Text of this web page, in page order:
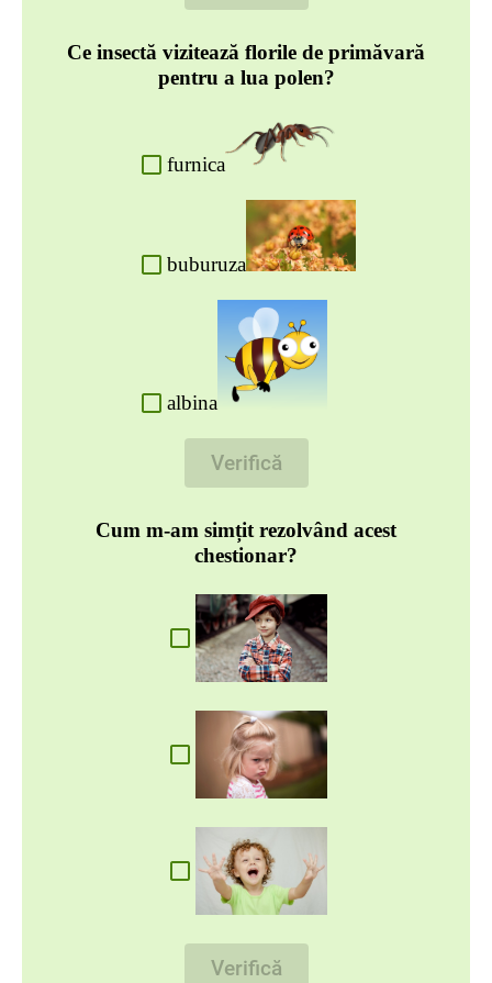
Ce insectă vizitează florile de primăvară
pentru a lua polen?
furnica
buburuza
albina
Verifică
Cum m-am simțit rezolvând acest
chestionar?
Verifică